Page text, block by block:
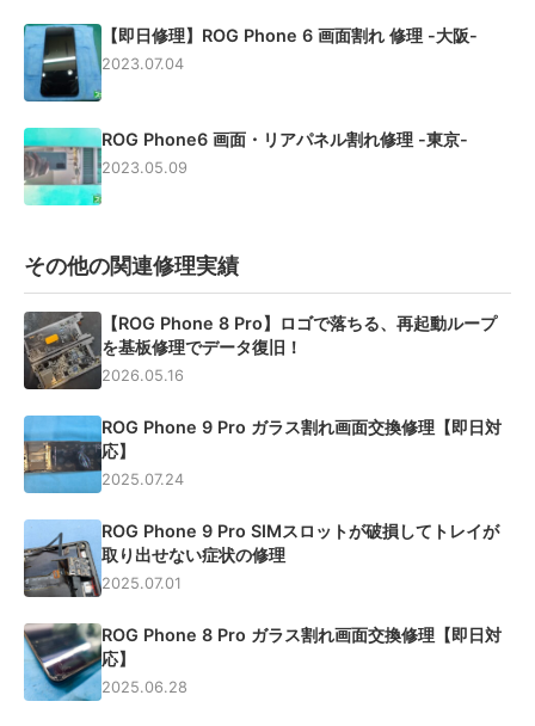
【即日修理】ROG Phone 6 画面割れ 修理 -大阪-
2023.07.04
ROG Phone6 画面・リアパネル割れ修理 -東京-
2023.05.09
その他の関連修理実績
【ROG Phone 8 Pro】ロゴで落ちる、再起動ループ
を基板修理でデータ復旧！
2026.05.16
ROG Phone 9 Pro ガラス割れ画面交換修理【即日対
応】
2025.07.24
ROG Phone 9 Pro SIMスロットが破損してトレイが
取り出せない症状の修理
2025.07.01
ROG Phone 8 Pro ガラス割れ画面交換修理【即日対
応】
2025.06.28